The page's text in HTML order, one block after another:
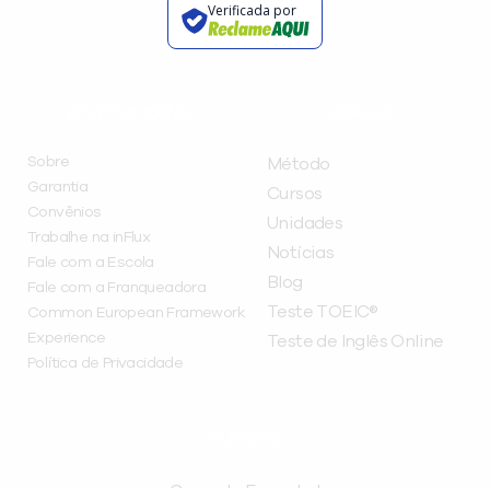
Verificada por
Sobre
Garantia
Convênios
Trabalhe na inFlux
Fale com a Escola
Fale com a Franqueadora
Common European Framework
Experience
Política de Privacidade
Método
Cursos
Unidades
Notícias
Blog
Teste TOEIC®
Teste de Inglês Online